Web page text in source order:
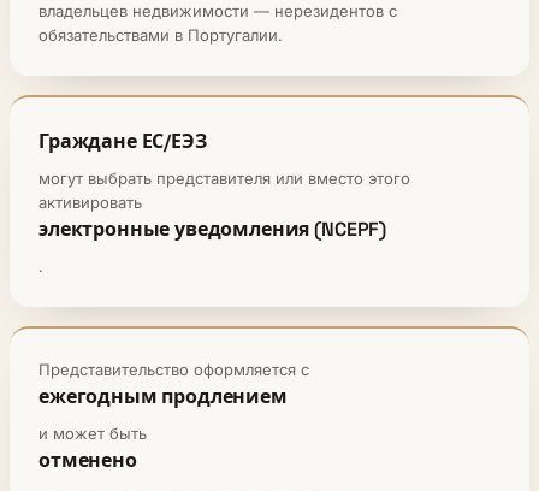
владельцев недвижимости — нерезидентов с
обязательствами в Португалии.
Граждане ЕС/ЕЭЗ
могут выбрать представителя или вместо этого
активировать
электронные уведомления (NCEPF)
.
Представительство оформляется с
ежегодным продлением
и может быть
отменено